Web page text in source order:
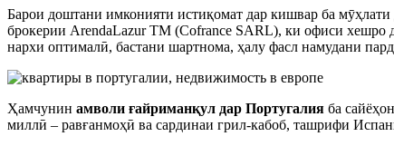
Барои доштани имконияти истиқомат дар кишвар ба мӯҳлати
брокерии ArendaLazur TM (Cofrance SARL), ки офиси хешро
нархи оптималӣ, бастани шартнома, ҳалу фасл намудани
Ҳамчунин амволи ғайриманқул дар Португалия ба
миллӣ – равғанмоҳӣ ва сардинаи грил-кабоб, ташрифи